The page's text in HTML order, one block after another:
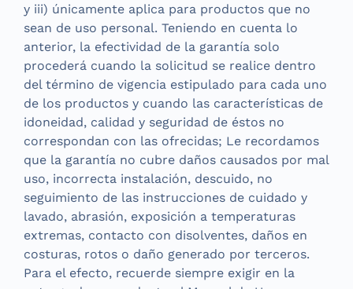
y iii) únicamente aplica para productos que no
sean de uso personal. Teniendo en cuenta lo
anterior, la efectividad de la garantía solo
procederá cuando la solicitud se realice dentro
del término de vigencia estipulado para cada uno
de los productos y cuando las características de
idoneidad, calidad y seguridad de éstos no
correspondan con las ofrecidas; Le recordamos
que la garantía no cubre daños causados por mal
uso, incorrecta instalación, descuido, no
seguimiento de las instrucciones de cuidado y
lavado, abrasión, exposición a temperaturas
extremas, contacto con disolventes, daños en
costuras, rotos o daño generado por terceros.
Para el efecto, recuerde siempre exigir en la